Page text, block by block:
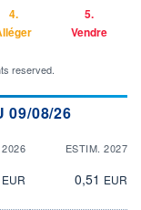
4.
5.
Vendre
reserved.
09/08/26
ESTIM. 2027
EUR 0,51 EUR